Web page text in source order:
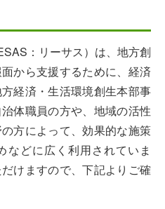
：リーサス）は、地方創
から支援するために、経済
経済・生活環境創生本部事
体職員の方や、地域の活性
方によって、効果的な施策
などに広く利用されていま
けますので、下記よりご確